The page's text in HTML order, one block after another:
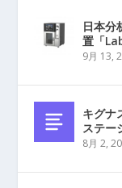
日本分
置「
9月 13,
キグナ
ステー
8月 2,